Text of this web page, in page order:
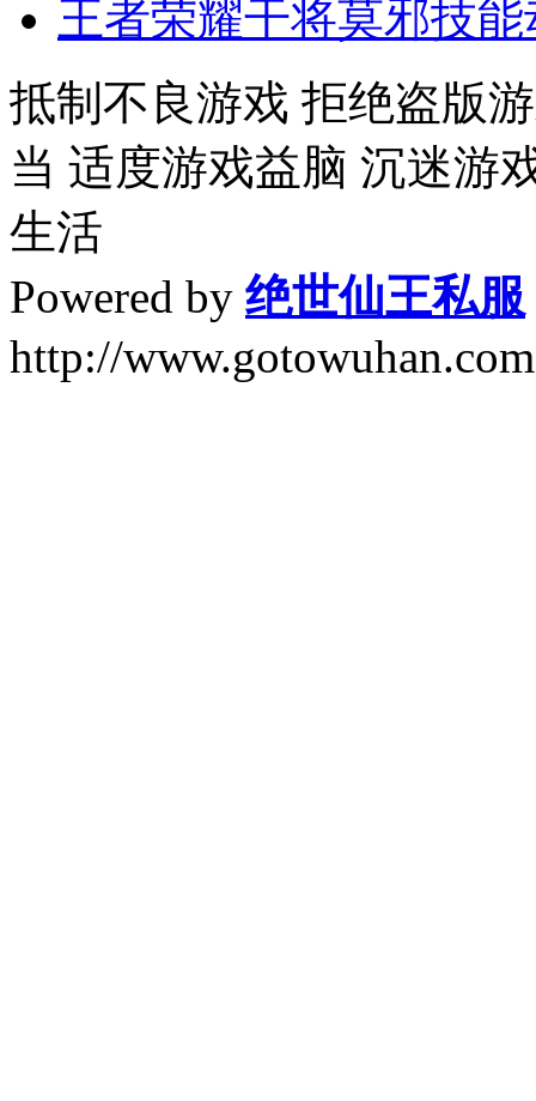
王者荣耀干将莫邪技
抵制不良游戏 拒绝盗版
当 适度游戏益脑 沉迷游
生活
Powered by 绝世仙王私服
http://